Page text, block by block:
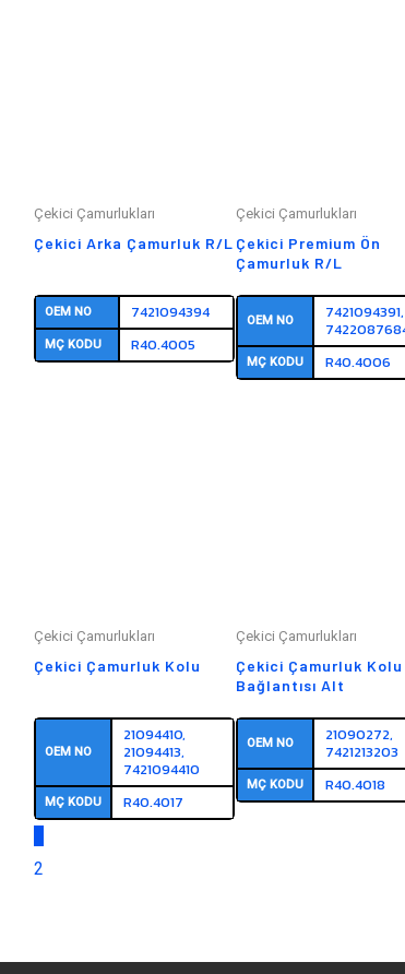
Çekici Çamurlukları
Çekici Arka Çamurluk R/L
OEM NO 7421094394
MÇ KODU R40.4005
Çekici Çamurlukları
Çekici Premium Ön
Çamurluk R/L
OEM NO
7421094391,
MÇ KODU R40.4006
Çekici Çamurlukları
Çekici Çamurluk Kolu
OEM NO
21094410,
21094413,
7421094410
MÇ KODU R40.4017
Çekici Çamurlukları
Çekici Çamurluk Kolu
Bağlantısı Alt
OEM NO
21090272,
7421213203
MÇ KODU R40.4018
2